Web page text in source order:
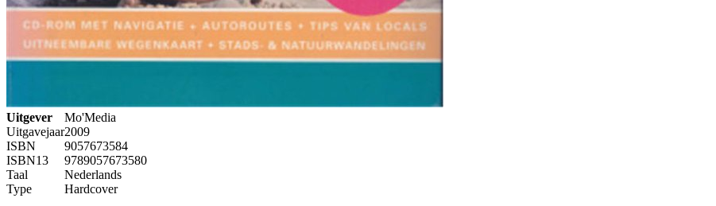
Uitgever
Mo'Media
Uitgavejaar2009
ISBN
9057673584
ISBN13
9789057673580
Taal
Nederlands
Type
Hardcover